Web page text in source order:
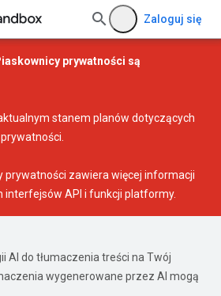
Zaloguj się
prywatności są
stanem planów dotyczących
prywatności zawiera więcej informacji
interfejsów API i funkcji platformy.
AI do tłumaczenia treści na Twój
wygenerowane przez AI mogą